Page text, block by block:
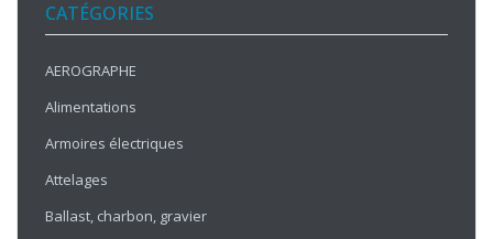
CATÉGORIES
AEROGRAPHE
Alimentations
Armoires électriques
Attelages
Ballast, charbon, gravier